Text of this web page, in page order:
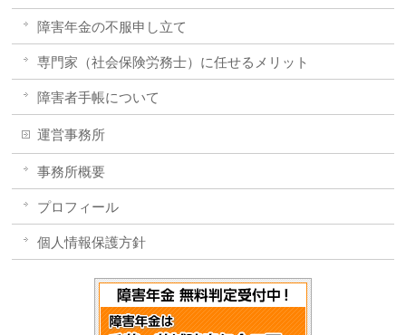
障害年金の不服申し立て
専門家（社会保険労務士）に任せるメリット
障害者手帳について
運営事務所
事務所概要
プロフィール
個人情報保護方針